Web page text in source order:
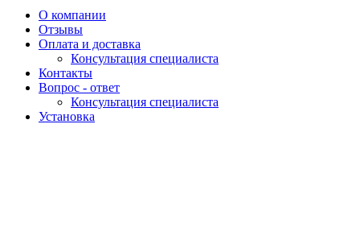
О компании
Отзывы
Оплата и доставка
Консультация специалиста
Контакты
Вопрос - ответ
Консультация специалиста
Установка